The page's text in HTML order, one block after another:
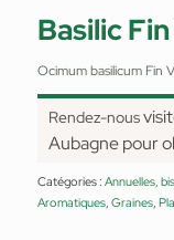
Basilic
Ocimum basilicum Fin
Rendez-nous
Aubagne pour
Catégories : Annuelles,
Aromatiques, Graines,